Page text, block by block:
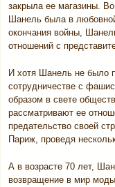
закрыла ее магазины.
Шанель была в
окончания войны,
отношений с
И хотя Шанель не было
сотрудничестве с
образом в свете
рассматривают ее
предательство своей
Париж, проведя
А в возрасте 70 лет,
возвращение в мир